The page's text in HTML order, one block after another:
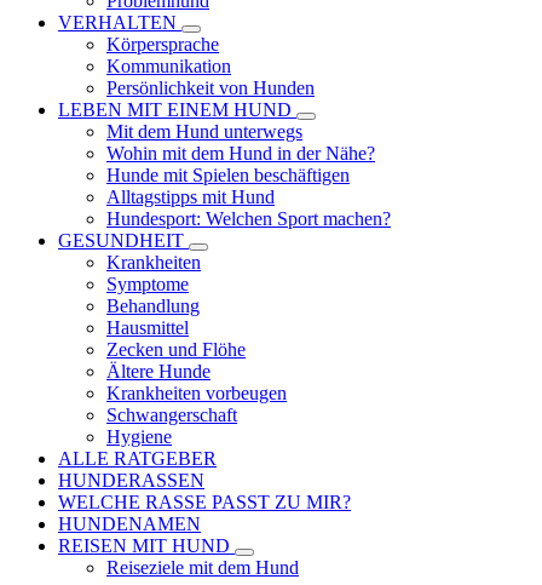
VERHALTEN
Körpersprache
Kommunikation
Persönlichkeit von Hunden
LEBEN MIT EINEM HUND
Mit dem Hund unterwegs
Wohin mit dem Hund in der Nähe?
Hunde mit Spielen beschäftigen
Alltagstipps mit Hund
Hundesport: Welchen Sport machen?
GESUNDHEIT
Krankheiten
Symptome
Behandlung
Hausmittel
Zecken und Flöhe
Ältere Hunde
Krankheiten vorbeugen
Schwangerschaft
Hygiene
ALLE RATGEBER
HUNDERASSEN
WELCHE RASSE PASST ZU MIR?
HUNDENAMEN
REISEN MIT HUND
Reiseziele mit dem Hund